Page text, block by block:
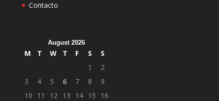
Contacto
August 2026
M T W T F S
S
1
2
3
4 5 6 7 8
9
10
11 12 13 14 15
16